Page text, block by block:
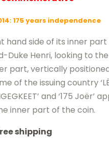
175 years independence
hand side of its inner
Duke Henri, looking to
part, vertically
of the issuing country
and ‘175 Joër’
inner part of the coin.
shipping